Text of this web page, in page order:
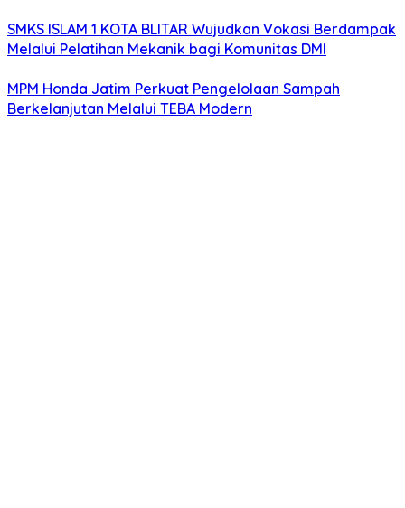
SMKS ISLAM 1 KOTA BLITAR Wujudkan Vokasi Berdampak
Melalui Pelatihan Mekanik bagi Komunitas DMI
MPM Honda Jatim Perkuat Pengelolaan Sampah
Berkelanjutan Melalui TEBA Modern